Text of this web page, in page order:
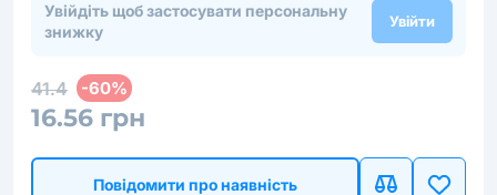
Увійдіть щоб застосувати персональну
знижку
Увійти
41.4 -60%
16.56 грн
Повідомити про наявність